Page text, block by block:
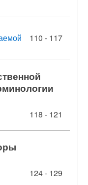
110 - 117
118 - 121
124 - 129